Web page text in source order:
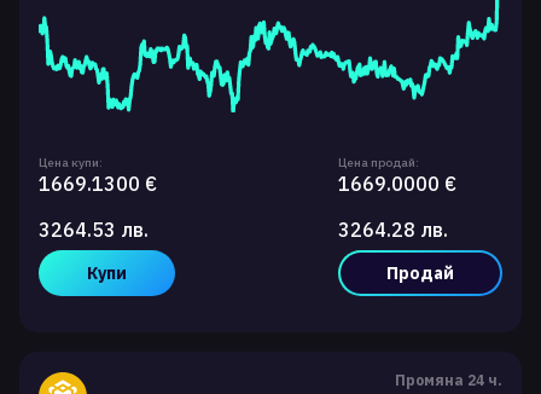
Цена купи:
1669.1300 €
3264.53 лв.
Купи
Цена продай:
1669.0000 €
3264.28 лв.
Продай
Промяна 24 ч.